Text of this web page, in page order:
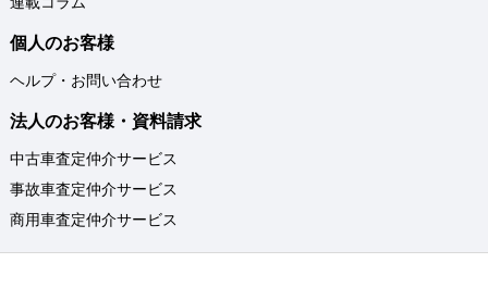
個人のお客様
ヘルプ・お問い合わせ
法人のお客様・資料請求
中古車査定仲介サービス
事故車査定仲介サービス
商用車査定仲介サービス